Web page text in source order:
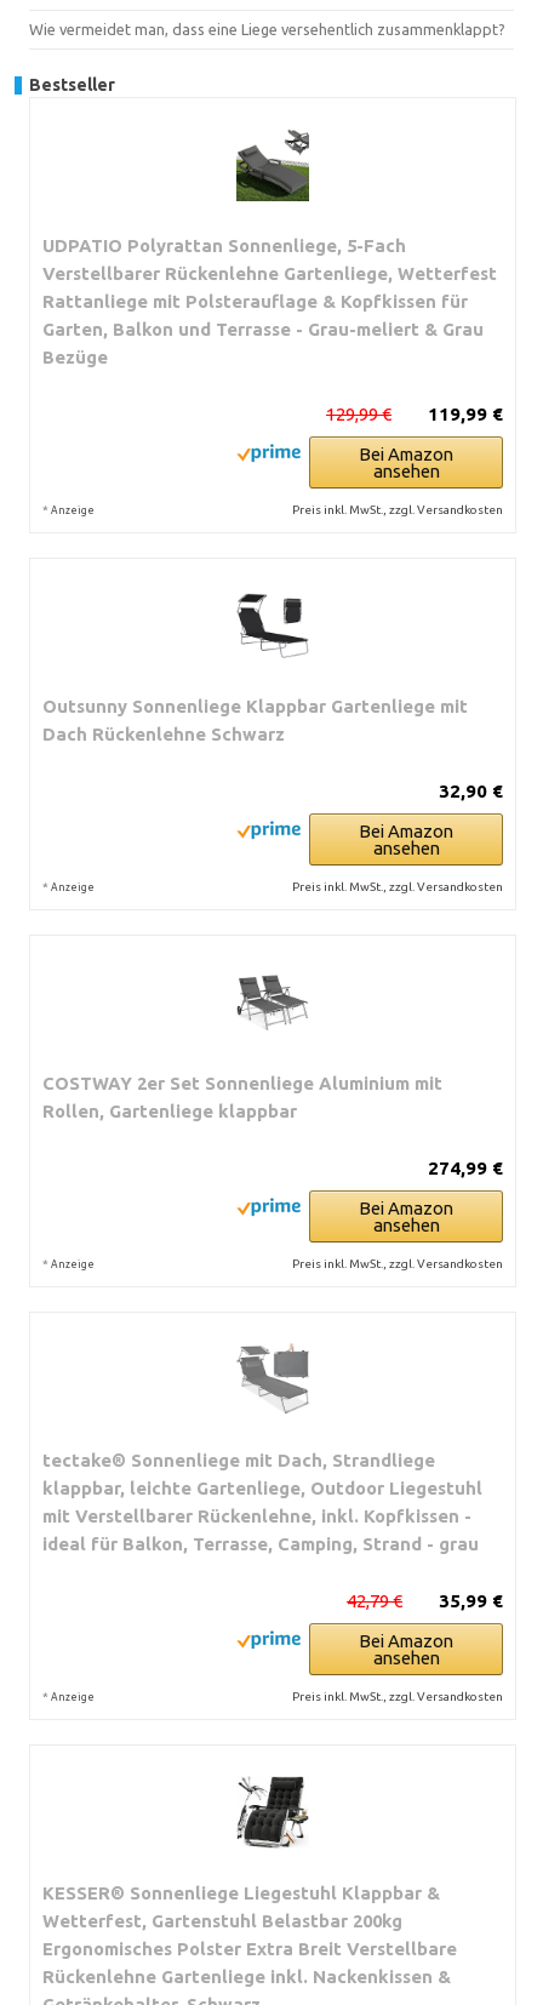
Wie vermeidet man, dass eine Liege versehentlich zusammenklappt?
Bestseller
UDPATIO Polyrattan Sonnenliege, 5-Fach
Verstellbarer Rückenlehne Gartenliege, Wetterfest
Rattanliege mit Polsterauflage & Kopfkissen für
Garten, Balkon und Terrasse - Grau-meliert & Grau
Bezüge
119,99 €
129,99 €
Bei Amazon
ansehen
* Anzeige Preis inkl. MwSt., zzgl. Versandkosten
Outsunny Sonnenliege Klappbar Gartenliege mit
Dach Rückenlehne Schwarz
32,90 €
Bei Amazon
ansehen
* Anzeige Preis inkl. MwSt., zzgl. Versandkosten
COSTWAY 2er Set Sonnenliege Aluminium mit
Rollen, Gartenliege klappbar
274,99 €
Bei Amazon
ansehen
* Anzeige Preis inkl. MwSt., zzgl. Versandkosten
tectake® Sonnenliege mit Dach, Strandliege
klappbar, leichte Gartenliege, Outdoor Liegestuhl
mit Verstellbarer Rückenlehne, inkl. Kopfkissen -
ideal für Balkon, Terrasse, Camping, Strand - grau
35,99 €
42,79 €
Bei Amazon
ansehen
* Anzeige Preis inkl. MwSt., zzgl. Versandkosten
KESSER® Sonnenliege Liegestuhl Klappbar &
Wetterfest, Gartenstuhl Belastbar 200kg
Ergonomisches Polster Extra Breit Verstellbare
Rückenlehne Gartenliege inkl. Nackenkissen &